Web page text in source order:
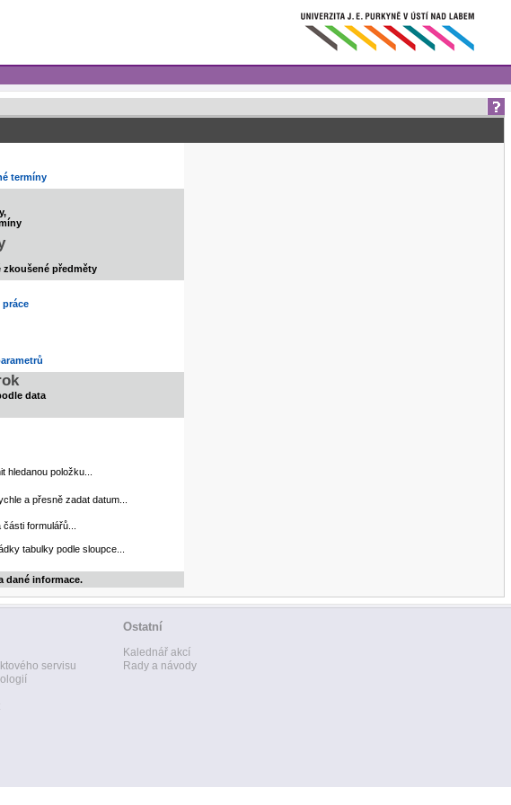
termíny
předměty
práce
data
hledanou položku...
a přesně zadat datum...
formulářů...
tabulky podle sloupce...
dané informace.
servisu
Ostatní
Kalednář akcí
Rady a návody